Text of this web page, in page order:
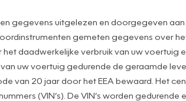
gegevens uitgelezen en doorgegeven
gemeten gegevens over
daadwerkelijke verbruik van uw
uw voertuig gedurende de geraamde
van 20 jaar door het EEA bewaard. Het
(VIN’s). De VIN’s worden